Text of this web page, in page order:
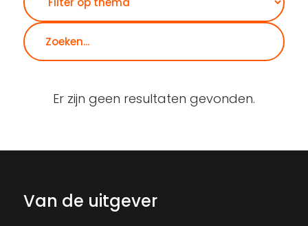
Er zijn geen resultaten gevonden.
Van de uitgever